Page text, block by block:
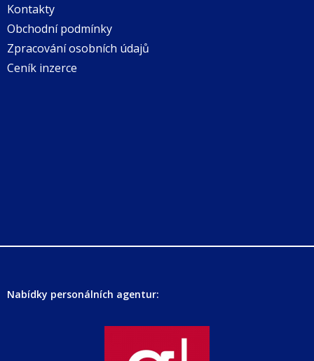
Kontakty
Obchodní podmínky
Zpracování osobních údajů
Ceník inzerce
Nabídky personálních agentur: